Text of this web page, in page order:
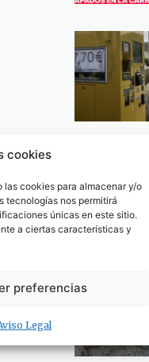
cookies
las cookies para almacenar y/o
tecnologías nos permitirá
únicas en este sitio.
a ciertas características y
preferencias
Legal